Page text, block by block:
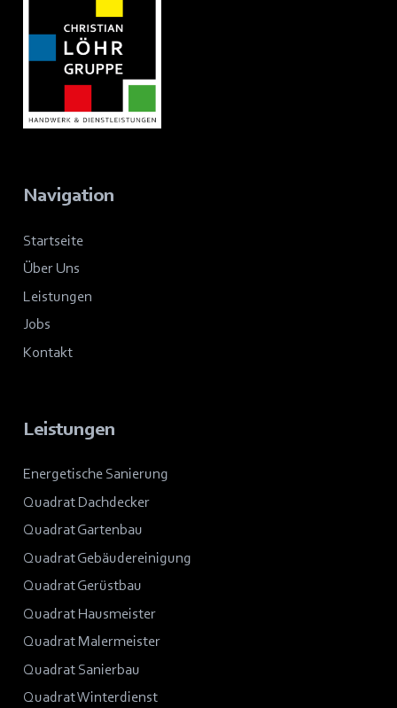
Navigation
Startseite
Über Uns
Leistungen
Jobs
Kontakt
Leistungen
Energetische Sanierung
Quadrat Dachdecker
Quadrat Gartenbau
Quadrat Gebäudereinigung
Quadrat Gerüstbau
Quadrat Hausmeister
Quadrat Malermeister
Quadrat Sanierbau
Quadrat Winterdienst